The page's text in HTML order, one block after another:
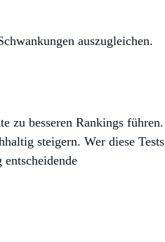
auszugleichen.
zu besseren Rankings führen.
steigern. Wer diese Tests